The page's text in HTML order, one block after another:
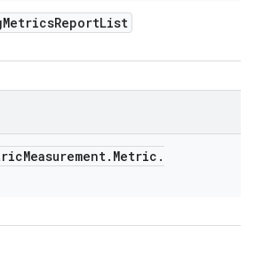
MetricsReportList
Measurement. Metric .